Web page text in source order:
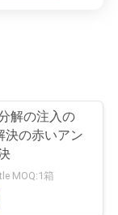
解の注入の
決の赤いアン
MOQ:1箱